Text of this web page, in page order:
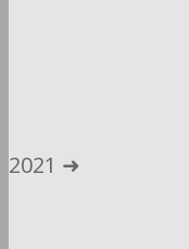
2021 ➜